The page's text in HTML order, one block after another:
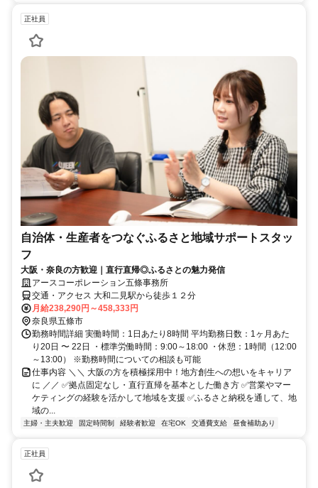
正社員
自治体・生産者をつなぐふるさと地域サポートスタッ
フ
大阪・奈良の方歓迎｜直行直帰◎ふるさとの魅力発信
アースコーポレーション五條事務所
交通・アクセス 大和二見駅から徒歩１２分
月給238,290円～458,333円
奈良県五條市
勤務時間詳細 実働時間：1日あたり8時間 平均勤務日数：1ヶ月あた
り20日 〜 22日 ・標準労働時間：9:00～18:00 ・休憩：1時間（12:00
～13:00） ※勤務時間についての相談も可能
仕事内容 ＼＼ 大阪の方を積極採用中！地方創生への想いをキャリア
に ／／ ✅拠点固定なし・直行直帰を基本とした働き方 ✅営業やマー
ケティングの経験を活かして地域を支援 ✅ふるさと納税を通して、地
域の...
主婦・主夫歓迎 固定時間制 経験者歓迎 在宅OK 交通費支給 昼食補助あり
正社員